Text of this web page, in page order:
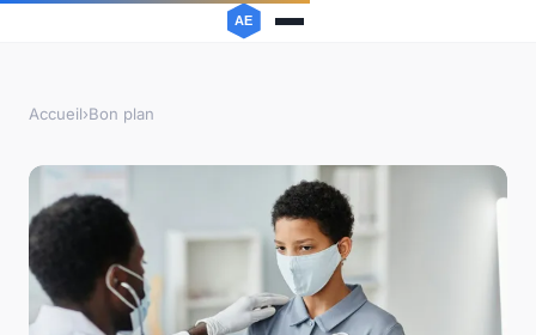
Accueil›Bon plan